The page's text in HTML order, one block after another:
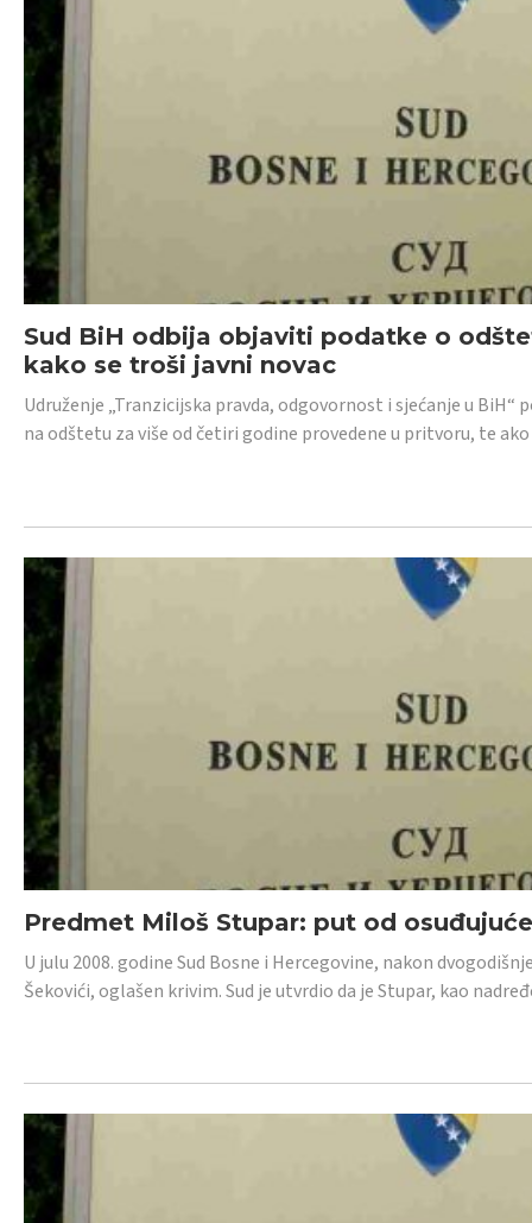
Sud BiH odbija objaviti podatke o
kako se troši javni novac
Udruženje „Tranzicijska pravda, odgovornost i sjećanje u
na odštetu za više od četiri godine provedene u pritvoru, te
Predmet Miloš Stupar: put od
U julu 2008. godine Sud Bosne i Hercegovine, nakon
Šekovići, oglašen krivim. Sud je utvrdio da je Stupar, kao